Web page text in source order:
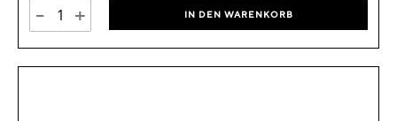
- + IN DEN WARENKORB